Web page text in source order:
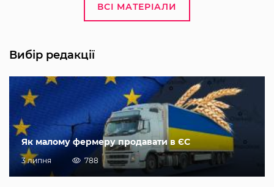
ВСІ МАТЕРІАЛИ
Вибір редакції
Як малому фермеру продавати в ЄС
3 липня 788